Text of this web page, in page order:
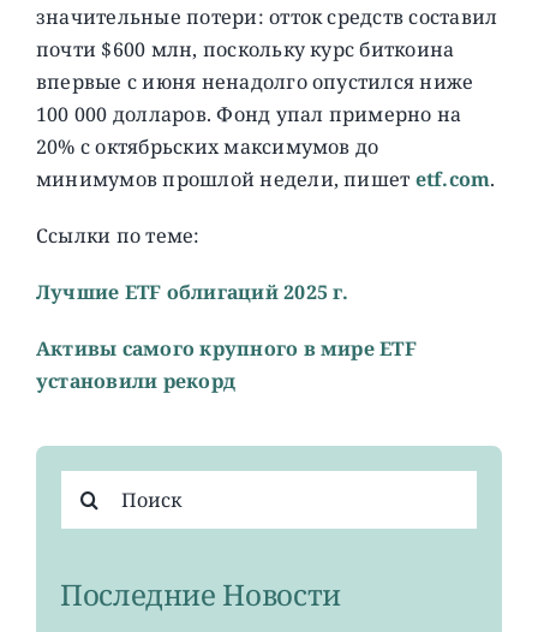
значительные потери: отток средств составил
почти $600 млн, поскольку курс биткоина
впервые с июня ненадолго опустился ниже
100 000 долларов. Фонд упал примерно на
20% с октябрьских максимумов до
минимумов прошлой недели, пишет etf.com.
Ссылки по теме:
Лучшие ETF облигаций 2025 г.
Активы самого крупного в мире ETF
установили рекорд
поиска:
Последние Новости